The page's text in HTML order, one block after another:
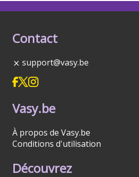
Contact
support@vasy.be
Vasy.be
À propos de Vasy.be
Conditions d'utilisation
Découvrez